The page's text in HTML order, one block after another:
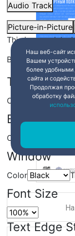
Audio Track
Picture-in-Picture
This is a modal
Beginning of
Text
Color
Background
Color
Window
Color
Font Size
Text Edge
Наш веб-сайт
Вашем
более удобными
сайта и
Продолжая
обработку